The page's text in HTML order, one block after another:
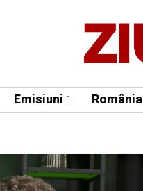
Emisiuni România